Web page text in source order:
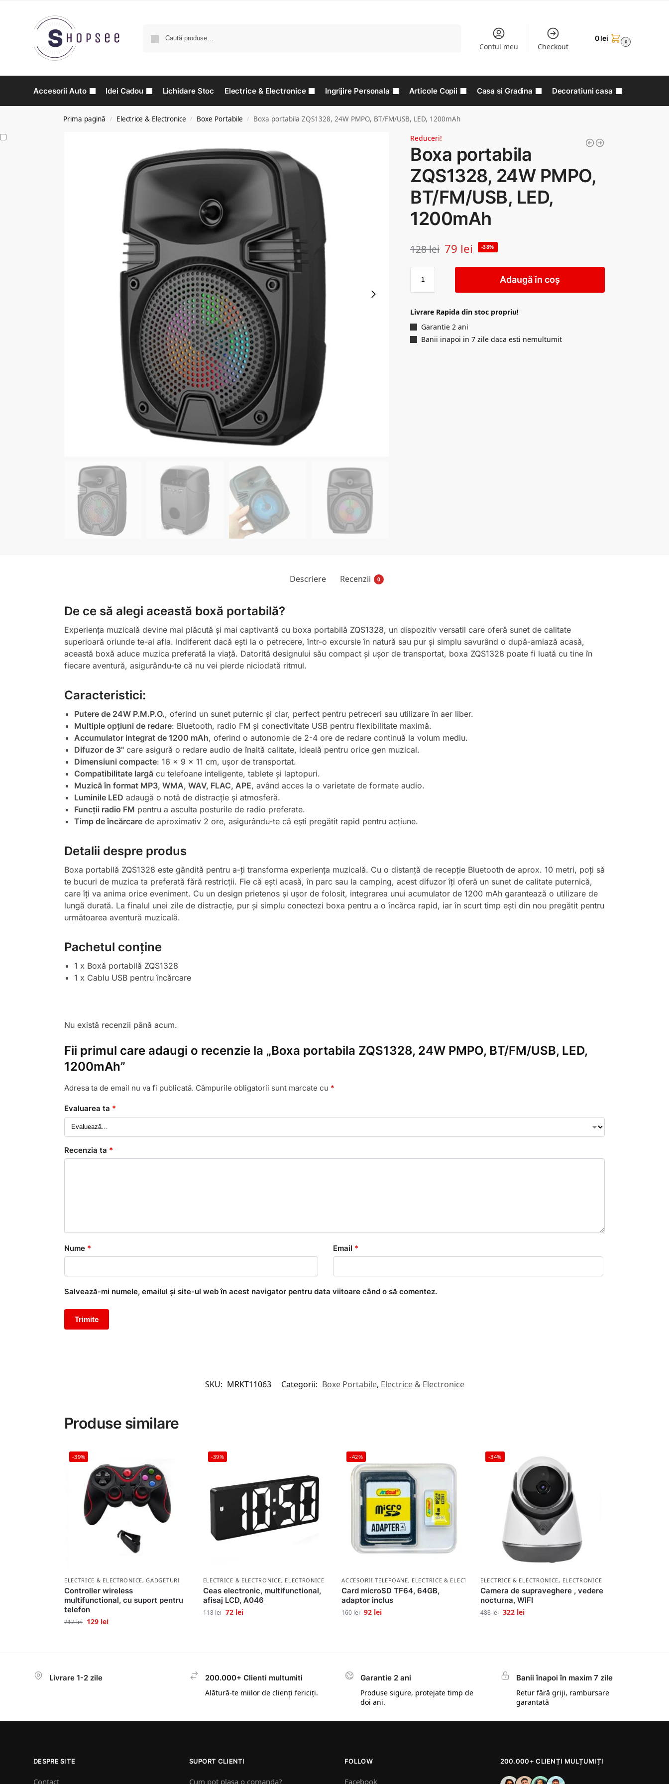
Contul meu Checkout
0lei 0
Accesorii Auto Idei Cadou Lichidare Stoc Electrice & Electronice Ingrijire Personala Articole Copii Casa si Gradina Decoratiuni casa
Prima pagină / Electrice & Electronice / Boxe Portabile / Boxa portabila ZQS1328, 24W PMPO, BT/FM/USB, LED, 1200mAh
Reduceri!
Boxa portabila
ZQS1328, 24W PMPO,
BT/FM/USB, LED,
1200mAh
128lei 79 lei -38%
Adaugă în coș
Livrare Rapida din stoc propriu!
Garantie 2 ani
Banii inapoi in 7 zile daca esti nemultumit
Descriere Recenzii 0
De ce să alegi această boxă portabilă?
Experiența muzicală devine mai plăcută și mai captivantă cu boxa portabilă ZQS1328, un dispozitiv versatil care oferă sunet de calitate
superioară oriunde te-ai afla. Indiferent dacă ești la o petrecere, într-o excursie în natură sau pur și simplu savurând o după-amiază acasă,
această boxă aduce muzica preferată la viață. Datorită designului său compact și ușor de transportat, boxa ZQS1328 poate fi luată cu tine în
fiecare aventură, asigurându-te că nu vei pierde niciodată ritmul.
Caracteristici:
Putere de 24W P.M.P.O., oferind un sunet puternic și clar, perfect pentru petreceri sau utilizare în aer liber.
Multiple opțiuni de redare: Bluetooth, radio FM și conectivitate USB pentru flexibilitate maximă.
Accumulator integrat de 1200 mAh, oferind o autonomie de 2-4 ore de redare continuă la volum mediu.
Difuzor de 3"care asigură o redare audio de înaltă calitate, ideală pentru orice gen muzical.
Dimensiuni compacte: 16 x 9 x 11 cm, ușor de transportat.
Compatibilitate largăcu telefoane inteligente, tablete și laptopuri.
Muzică în format MP3, WMA, WAV, FLAC, APE, având acces la o varietate de formate audio.
Luminile LED adaugă o notă de distracție și atmosferă.
Funcții radio FM pentru a asculta posturile de radio preferate.
Timp de încărcarede aproximativ 2 ore, asigurându-te că ești pregătit rapid pentru acțiune.
Detalii despre produs
Boxa portabilă ZQS1328 este gândită pentru a-ți transforma experiența muzicală. Cu o distanță de recepție Bluetooth de aprox. 10 metri, poți să
te bucuri de muzica ta preferată fără restricții. Fie că ești acasă, în parc sau la camping, acest difuzor îți oferă un sunet de calitate puternică,
care îți va anima orice eveniment. Cu un design prietenos și ușor de folosit, integrarea unui acumulator de 1200 mAh garantează o utilizare de
lungă durată. La finalul unei zile de distracție, pur și simplu conectezi boxa pentru a o încărca rapid, iar în scurt timp ești din nou pregătit pentru
următoarea aventură muzicală.
Pachetul conține
1 x Boxă portabilă ZQS1328
1 x Cablu USB pentru încărcare
Nu există recenzii până acum.
Fii primul care adaugi o recenzie la „Boxa portabila ZQS1328, 24W PMPO, BT/FM/USB, LED,
1200mAh”
Adresa ta de email nu va fi publicată. Câmpurile obligatorii sunt marcate cu *
Evaluarea ta *
Recenzia ta *
Nume * Email *
Salvează-mi numele, emailul și site-ul web în acest navigator pentru data viitoare când o să comentez.
SKU: MRKT11063 Categorii: Boxe Portabile, Electrice & Electronice
Produse similare
-39%
ELECTRICE & ELECTRONICE,GADGETURI
Controller wireless
multifunctional, cu suport pentru
telefon
212lei 129 lei
-39%
ELECTRICE & ELECTRONICE, ELECTRONICE
Ceas electronic, multifunctional,
afisaj LCD, A046
118lei 72 lei
-42%
ACCESORII TELEFOANE, ELECTRICE & ELECTRONICE
Card microSD TF64, 64GB,
adaptor inclus
160lei 92 lei
-34%
ELECTRICE & ELECTRONICE, ELECTRONICE
Camera de supraveghere , vedere
nocturna, WIFI
488lei 322 lei
Livrare 1-2 zile
200.000+ Clienti multumiti
Alătură-te miilor de clienți fericiți.
Garantie 2 ani
Produse sigure, protejate timp de
doi ani.
Banii înapoi în maxim 7 zile
Retur fără griji, rambursare
garantată
DESPRE SITE
Contact
SUPORT CLIENTI
Cum pot plasa o comanda?
FOLLOW
Facebook
200.000+ CLIENȚI MULȚUMIȚI